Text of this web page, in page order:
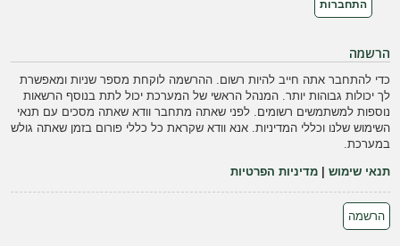
הרשמה
כדי להתחבר אתה חייב להיות רשום. ההרשמה לוקחת מספר שניות ומאפשרת
לך יכולות גבוהות יותר. המנהל הראשי של המערכת יכול לתת בנוסף הרשאות
נוספות למשתמשים רשומים. לפני שאתה מתחבר וודא שאתה מסכים עם תנאי
השימוש שלנו וכללי המדיניות. אנא וודא שקראת כל כללי פורום בזמן שאתה גולש
במערכת.
תנאי שימוש |מדיניות הפרטיות
הרשמה